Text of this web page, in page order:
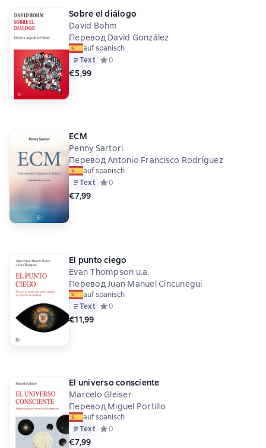
Sobre el diálogo
David Bohm
Перевод David González
auf spanisch
Text Средний рейтинг 0 на основе 0 оценок
0
€5,99
ECM
Penny Sartori
Перевод Antonio Francisco Rodríguez
auf spanisch
Text Средний рейтинг 0 на основе 0 оценок
0
€7,99
El punto ciego
Evan Thompson u.a.
Перевод Juan Manuel Cincunegui
auf spanisch
Text Средний рейтинг 0 на основе 0 оценок
0
€11,99
El universo consciente
Marcelo Gleiser
Перевод Miguel Portillo
auf spanisch
Text Средний рейтинг 0 на основе 0 оценок
0
€7,99